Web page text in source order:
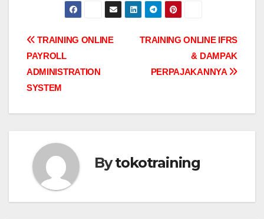
Post
navigation
TRAINING ONLINE IFRS
& DAMPAK
PERPAJAKANNYA
TRAINING ONLINE
PAYROLL
ADMINISTRATION
SYSTEM
Bytokotraining